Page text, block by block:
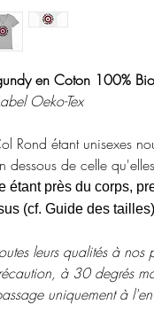
en Coton 100%
Oeko-Tex
Rond étant unisexes
dessous de celle
étant près du corps,
(cf. Guide des tailles)
leurs qualités à
à 30 degrés
uniquement à